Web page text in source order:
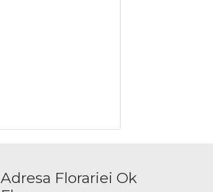
Adresa Florariei Ok